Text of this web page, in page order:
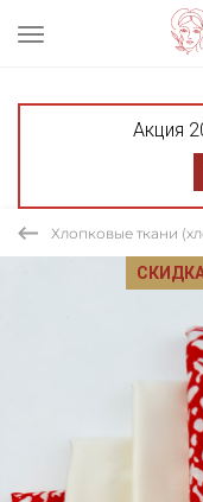
Акция
Хлопковые ткани